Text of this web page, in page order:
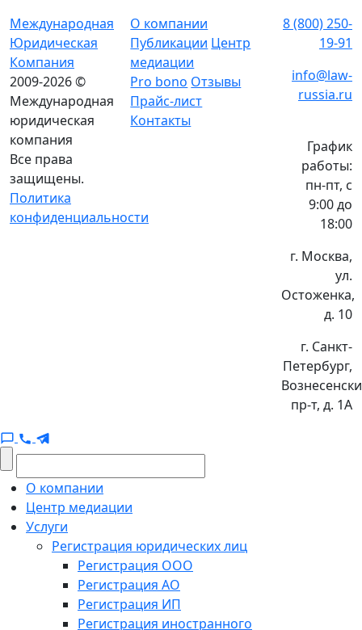
Международная
Юридическая
Компания
2009-2026 ©
Международная
юридическая
компания
Все права
защищены.
Политика
конфиденциальности
О компании
Публикации Центр
медиации
Pro bono Отзывы
Прайс-лист
Контакты
8 (800) 250-
19-91
info@law-
russia.ru
График
работы:
пн-пт, с
9:00 до
18:00
г. Москва,
ул.
Остоженка,
д. 10
г. Санкт-
Петербург,
пр-т, д. 1А
О компании
Центр медиации
Услуги
Регистрация юридических лиц
Регистрация ООО
Регистрация АО
Регистрация ИП
Регистрация иностранного